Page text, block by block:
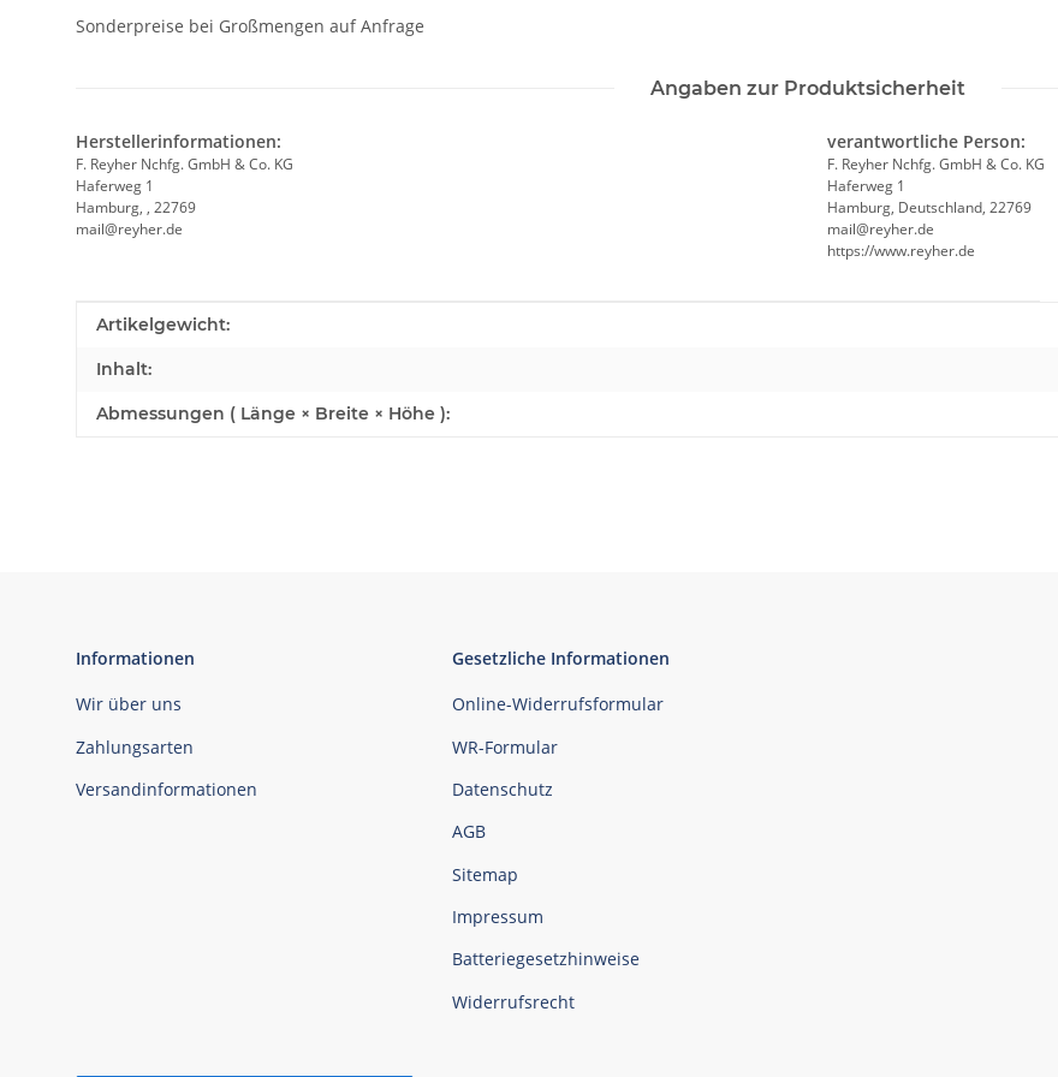
Sonderpreise bei Großmengen auf Anfrage
Angaben zur Produktsicherheit
Herstellerinformationen:
F. Reyher Nchfg. GmbH & Co. KG
Haferweg 1
Hamburg, , 22769
mail@reyher.de
verantwortliche Person:
F. Reyher Nchfg. GmbH & Co. KG
Haferweg 1
Hamburg, Deutschland, 22769
mail@reyher.de
https://www.reyher.de
Produkteigenschaft
Wert
Artikelgewicht:
Inhalt:
Abmessungen ( Länge × Breite × Höhe ):
Informationen
Wir über uns
Zahlungsarten
Versandinformationen
Gesetzliche Informationen
Online-Widerrufsformular
WR-Formular
Datenschutz
AGB
Sitemap
Impressum
Batteriegesetzhinweise
Widerrufsrecht